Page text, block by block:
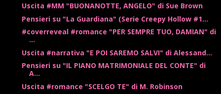
Uscita #MM "BUONANOTTE, ANGELO" di Sue Brown
Pensieri su "La Guardiana" (Serie Creepy Hollow #1...
#coverreveal #romance "PER SEMPRE TUO, DAMIAN" di
...
Uscita #narrativa "E POI SAREMO SALVI" di Alessand...
Pensieri su "IL PIANO MATRIMONIALE DEL CONTE" di
A...
Uscita #romance "SCELGO TE" di M. Robinson